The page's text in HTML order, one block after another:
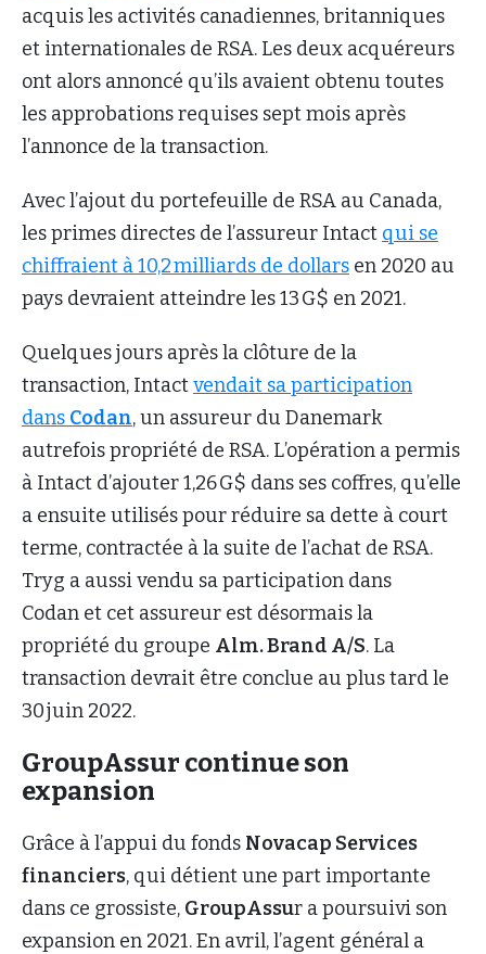
acquis les activités canadiennes, britanniques
et internationales de RSA. Les deux acquéreurs
ont alors annoncé qu’ils avaient obtenu toutes
les approbations requises sept mois après
l’annonce de la transaction.
Avec l’ajout du portefeuille de RSA au Canada,
les primes directes de l’assureur Intact qui se
chiffraient à 10,2 milliards de dollars en 2020 au
pays devraient atteindre les 13 G$ en 2021.
Quelques jours après la clôture de la
transaction, Intactvendait sa participation
dans Codan, un assureur du Danemark
autrefois propriété de RSA. L’opération a permis
à Intact d’ajouter 1,26 G$ dans ses coffres, qu’elle
a ensuite utilisés pour réduire sa dette à court
terme, contractée à la suite de l’achat de RSA.
Tryg a aussi vendu sa participation dans
Codan et cet assureur est désormais la
propriété du groupe Alm. Brand A/S. La
transaction devrait être conclue au plus tard le
30 juin 2022.
GroupAssur continue son
expansion
Grâce à l’appui du fonds Novacap Services
financiers, qui détient une part importante
dans ce grossiste, GroupAssur a poursuivi son
expansion en 2021. En avril, l’agent général a